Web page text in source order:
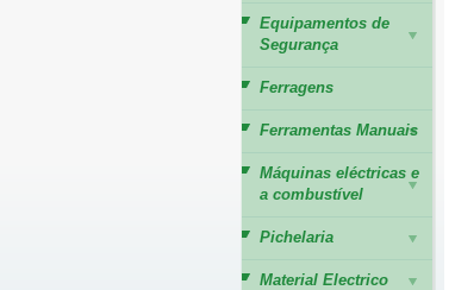
Equipamentos de
Segurança
Ferragens
Ferramentas Manuais
Máquinas eléctricas e
a combustível
Pichelaria
Material Electrico